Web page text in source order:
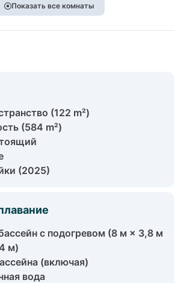
Показать все комнаты
(122 m²)
(584 m²)
(2025)
с подогревом (8 м × 3,8 м
м)
(включая)
вода